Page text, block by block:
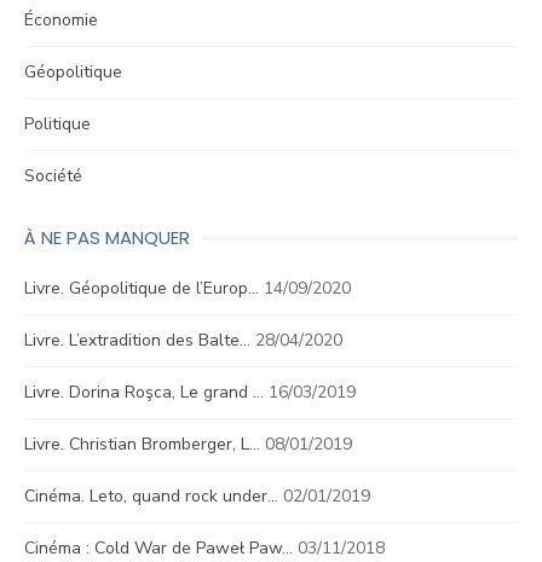
Économie
Géopolitique
Politique
Société
À NE PAS MANQUER
Livre. Géopolitique de l’Europ… 14/09/2020
Livre. L’extradition des Balte… 28/04/2020
Livre. Dorina Roşca, Le grand … 16/03/2019
Livre. Christian Bromberger, L… 08/01/2019
Cinéma. Leto, quand rock under… 02/01/2019
Cinéma : Cold War de Paweł Paw… 03/11/2018